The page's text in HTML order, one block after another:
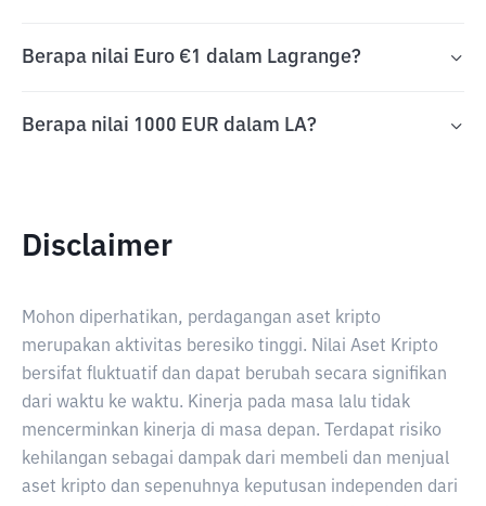
Berapa nilai Euro €1 dalam Lagrange?
Berapa nilai 1000 EUR dalam LA?
Disclaimer
Mohon diperhatikan, perdagangan aset kripto
merupakan aktivitas beresiko tinggi. Nilai Aset Kripto
bersifat fluktuatif dan dapat berubah secara signifikan
dari waktu ke waktu. Kinerja pada masa lalu tidak
mencerminkan kinerja di masa depan. Terdapat risiko
kehilangan sebagai dampak dari membeli dan menjual
aset kripto dan sepenuhnya keputusan independen dari